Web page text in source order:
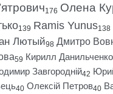
176 Олена
139 Ramis Yunus138
Лютый98 Дмитро
59 Кирилл Данильченко
Завгородній42
40 Олексій Петров40